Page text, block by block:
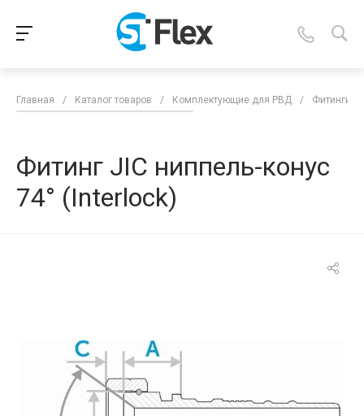
Главная / Каталог товаров / Комплектующие для РВД / Фитинги
Фитинг JIC ниппель-конус
74° (Interlock)